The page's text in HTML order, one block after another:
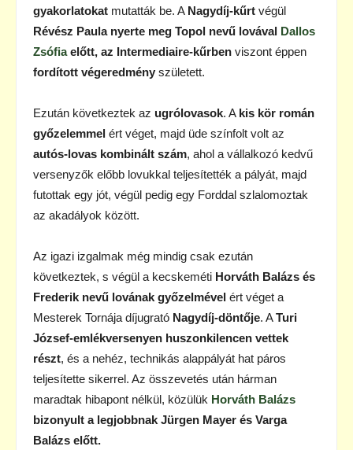
gyakorlatokat mutatták be. A Nagydíj-kűrt végül
Révész Paula nyerte meg Topol nevű lovával Dallos
Zsófiaelőtt, az Intermediaire-kűrben viszont éppen
fordított végeredmény született.
Ezután következtek az ugrólovasok. A kis kör román
győzelemmel ért véget, majd üde színfolt volt az
autós-lovas kombinált szám, ahol a vállalkozó kedvű
versenyzők előbb lovukkal teljesítették a pályát, majd
futottak egy jót, végül pedig egy Forddal szlalomoztak
az akadályok között.
Az igazi izgalmak még mindig csak ezután
következtek, s végül a kecskeméti Horváth Balázs és
Frederik nevű lovának győzelmével ért véget a
Mesterek Tornája díjugrató Nagydíj-döntője. ATuri
József-emlékversenyen huszonkilencen vettek
részt, és a nehéz, technikás alappályát hat páros
teljesítette sikerrel. Az összevetés után hárman
maradtak hibapont nélkül, közülük Horváth Balázs
bizonyult a legjobbnak Jürgen Mayer és Varga
Balázs előtt.